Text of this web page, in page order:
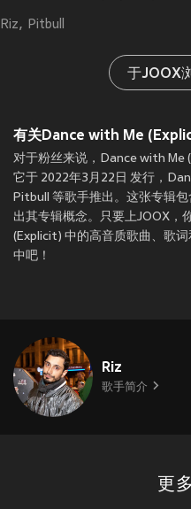
Riz Pitbull
于JOOX
有关Dance with Me
对于粉丝来说，Dance with Me
它于 2022年3月22日 发行，
Pitbull 等歌手推出。这张专辑
出其专辑概念。只要上JOOX，
(Explicit) 中的高音质歌曲、歌
中吧！
Riz
歌手简介
更